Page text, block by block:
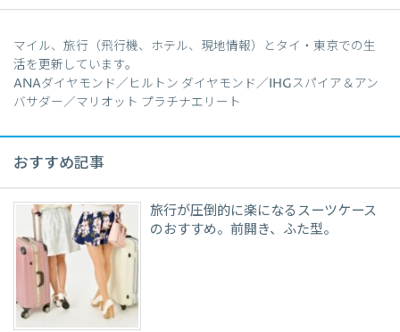
マイル、旅行（飛行機、ホテル、現地情報）とタイ・東京での生
活を更新しています。
ANAダイヤモンド／ヒルトン ダイヤモンド／IHGスパイア＆アン
バサダー／マリオット プラチナエリート
おすすめ記事
旅行が圧倒的に楽になるスーツケース
のおすすめ。前開き、ふた型。